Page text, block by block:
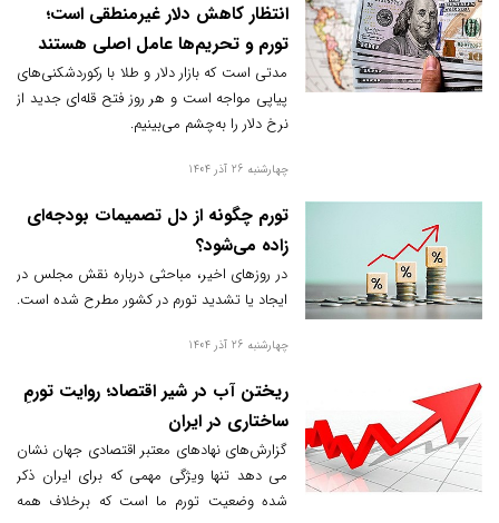
انتظار کاهش دلار غیرمنطقی است؛
تورم و تحریم‌ها عامل اصلی هستند
مدتی است که بازار دلار و طلا با رکوردشکنی‌های
پیاپی مواجه است و هر روز فتح قله‌ای جدید از
نرخ دلار را به‌چشم می‌بینیم.
چهارشنبه 26 آذر 1404
تورم چگونه از دل تصمیمات بودجه‌ای
زاده می‌شود؟
در روزهای اخیر، مباحثی درباره نقش مجلس در
ایجاد یا تشدید تورم در کشور مطرح شده است.
چهارشنبه 26 آذر 1404
ریختن آب در شیر اقتصاد؛ روایت تورمِ
ساختاری در ایران
گزارش‌های نهادهای معتبر اقتصادی جهان نشان
می دهد تنها ویژگی مهمی که برای ایران ذکر
شده وضعیت تورم ما است که برخلاف همه